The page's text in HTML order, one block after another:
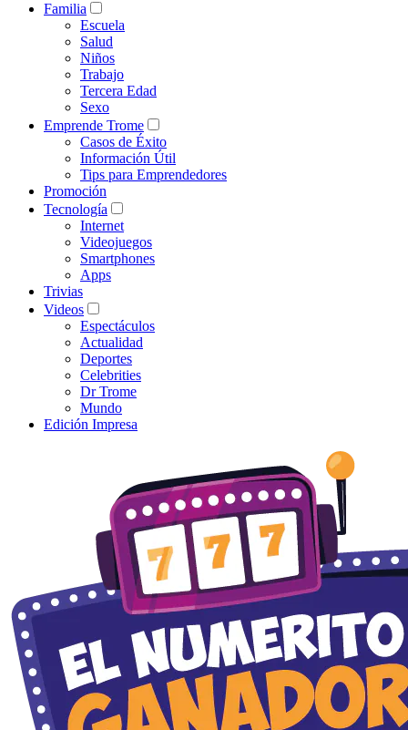
Familia
Escuela
Salud
Niños
Trabajo
Tercera Edad
Sexo
Emprende Trome
Casos de Éxito
Información Útil
Tips para Emprendedores
Promoción
Tecnología
Internet
Videojuegos
Smartphones
Apps
Trivias
Videos
Espectáculos
Actualidad
Deportes
Celebrities
Dr Trome
Mundo
Edición Impresa